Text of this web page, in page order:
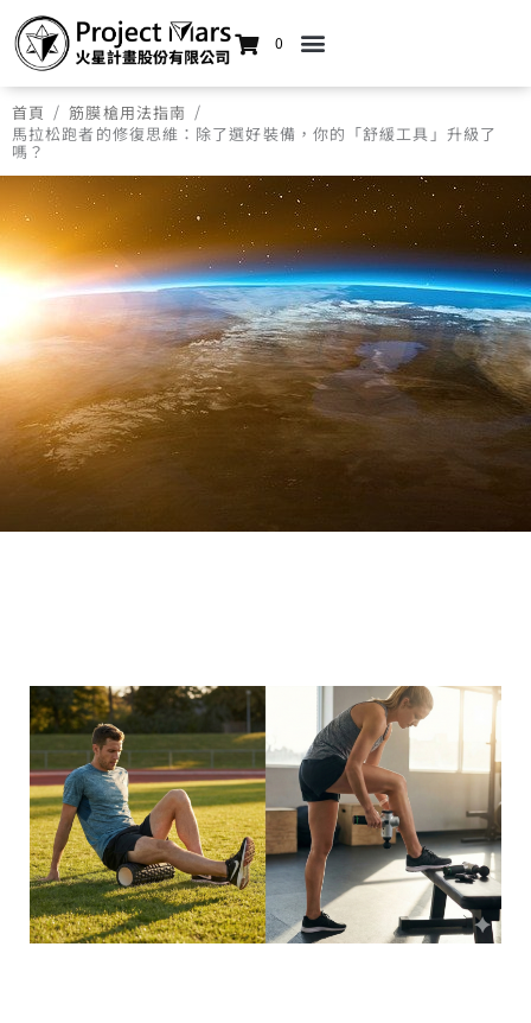
0
首頁 / 筋膜槍用法指南 /
馬拉松跑者的修復思維：除了選好裝備，你的「舒緩工具」升級了
嗎？